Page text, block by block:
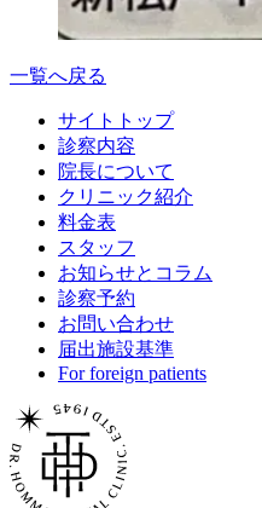
一覧へ戻る
サイトトップ
診察内容
院長について
クリニック紹介
料金表
スタッフ
お知らせとコラム
診察予約
お問い合わせ
届出施設基準
For foreign patients